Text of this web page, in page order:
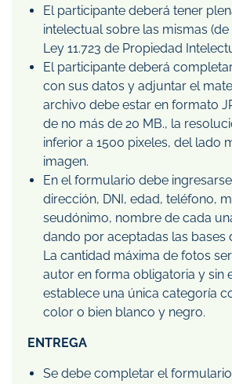
El participante deberá tener
intelectual sobre las mismas
Ley 11.723 de Propiedad
El participante deberá
con sus datos y adjuntar el
archivo debe estar en formato
de no más de 20 MB., la
inferior a 1500 pixeles, del lado
imagen.
En el formulario debe
dirección, DNI, edad, teléfono,
seudónimo, nombre de cada
dando por aceptadas las bases
La cantidad máxima de fotos
autor en forma obligatoria y sin
establece una única categoría
color o bien blanco y negro.
ENTREGA
Se debe completar el